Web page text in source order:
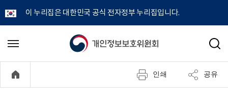
이 누리집은 대한민국 공식 전자정부 누리집입니다.
개
정
메
기
검
인쇄 공유